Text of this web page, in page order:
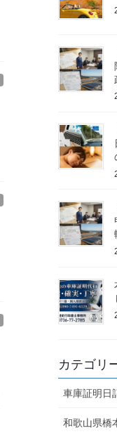
カテゴリ
車庫証明日
和歌山県橋